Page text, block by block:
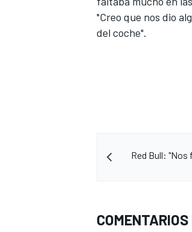
MÁS CATEGORÍAS
"Creo que nos dio
del coche".
Red Bull: "Nos